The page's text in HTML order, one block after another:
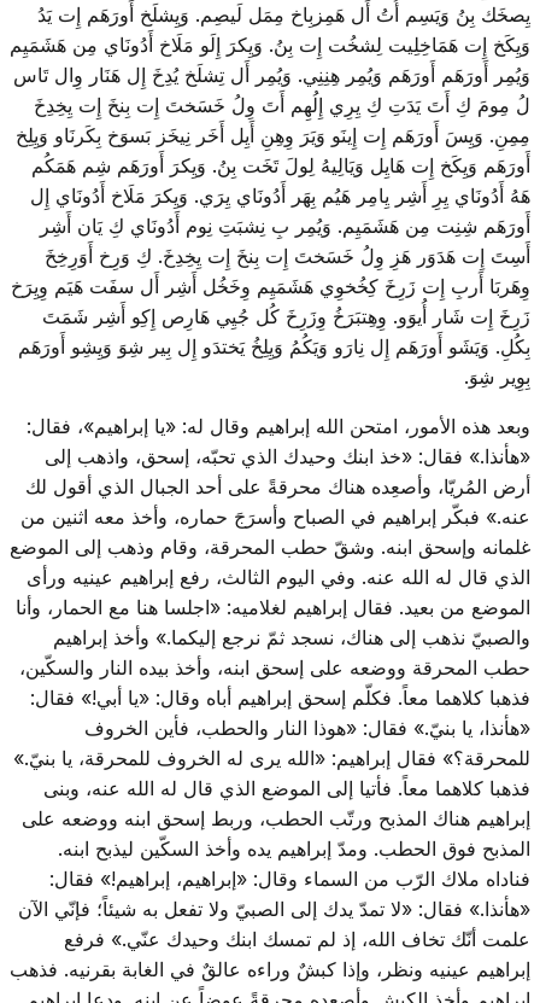
يِصخَك بِنُ وَيَسِم أُتُ أَل هَمِزبِاخ مِمَل لَيصِم. وَيِشلَخ أَورَهَم إِت يَدُ
وَيِكَخ إِت هَمَاخِلِيت لِشخُت إِت بِنُ. وَيِكرَ إِلَو مَلَاخ أَدُونَاي مِن هَشَمَيِم
وَيُمِر أَورَهَم أَورَهَم وَيُمِر هِنِنِي. وَيُمِر أَل تِشلَخ يُدِخَ إِل هَنَار وِال تَاس
لُ مِومَ كِ أَتَ يَدَتِ كِ يِرِي إِلُهِم أَتَ وِلُ خَسَختَ إِت بِنخَ إِت يِخِدِخَ
مِمِنِ. وَيِسَ أَورَهَم إِت إِينَو وَيَرَ وِهِنِ أَيِل أَخَر نِيخَز بَسوَخ بِكَرنَاو وَيِلِخ
أَورَهَم وَيِكَخ إِت هَايِل وَيَالِيهُ لِولَ تَخَت بِنُ. وَيِكرَ أَورَهَم شِم هَمَكُم
هَهُ أَدُونَاي يِرِ أَشِر يِامِر هَيُم بِهَر أَدُونَاي يِرَي. وَيِكرَ مَلَاخ أَدُونَاي إِل
أَورَهَم شِنِت مِن هَشَمَيِم. وَيُمِر بِ نِشبَتِ نِوم أَدُونَاي كِ يَان أَشِر
أَسِتَ إِت هَدَوَر هَزِ وِلُ خَسَختَ إِت بِنخَ إِت يِخِدِخَ. كِ وَرِخ أَوَرِخِخَ
وِهَربَا أَربِ إِت زَرِخَ كِخُخوِي هَشَمَيِم وِخَخُل أَشِر أَل سفَت هَيَم وِيِرَخ
زَرِخَ إِت شَار أُيوَو. وِهِتبَرَخُ وِزَرِخَ كُل جُيِي هَارِص إِكِو أَشِر شَمَتَ
بِكُلِ. وَيَشَو أَورَهَم إِل نِارَو وَيَكُمُ وَيِلِخُ يَختدَو إِل بِير شِوَ وَيِشِو أَورَهَم
بِوِير شِوَ.
وبعد هذه الأمور، امتحن الله إبراهيم وقال له: «يا إبراهيم»، فقال:
«هأنذا.» فقال: «خذ ابنك وحيدك الذي تحبّه، إسحق، واذهب إلى
أرض المُريّا، وأصعِده هناك محرقةً على أحد الجبال الذي أقول لك
عنه.» فبكّر إبراهيم في الصباح وأسرَجَ حماره، وأخذ معه اثنين من
غلمانه وإسحق ابنه. وشقّ حطب المحرقة، وقام وذهب إلى الموضع
الذي قال له الله عنه. وفي اليوم الثالث، رفع إبراهيم عينيه ورأى
الموضع من بعيد. فقال إبراهيم لغلاميه: «اجلسا هنا مع الحمار، وأنا
والصبيّ نذهب إلى هناك، نسجد ثمّ نرجع إليكما.» وأخذ إبراهيم
حطب المحرقة ووضعه على إسحق ابنه، وأخذ بيده النار والسكّين،
فذهبا كلاهما معاً. فكلّم إسحق إبراهيم أباه وقال: «يا أبي!» فقال:
«هأنذا، يا بنيّ.» فقال: «هوذا النار والحطب، فأين الخروف
للمحرقة؟» فقال إبراهيم: «الله يرى له الخروف للمحرقة، يا بنيّ.»
فذهبا كلاهما معاً. فأتيا إلى الموضع الذي قال له الله عنه، وبنى
إبراهيم هناك المذبح ورتّب الحطب، وربط إسحق ابنه ووضعه على
المذبح فوق الحطب. ومدّ إبراهيم يده وأخذ السكّين ليذبح ابنه.
فناداه ملاك الرّب من السماء وقال: «إبراهيم، إبراهيم!» فقال:
«هأنذا.» فقال: «لا تمدّ يدك إلى الصبيّ ولا تفعل به شيئاً؛ فإنّي الآن
علمت أنّك تخاف الله، إذ لم تمسك ابنك وحيدك عنّي.» فرفع
إبراهيم عينيه ونظر، وإذا كبشٌ وراءه عالقٌ في الغابة بقرنيه. فذهب